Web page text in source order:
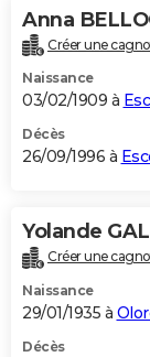
Anna
Créer une
Naissance
03/02/1909 à
Décès
26/09/1996 à
Yolande
Créer une
Naissance
29/01/1935 à
Décès